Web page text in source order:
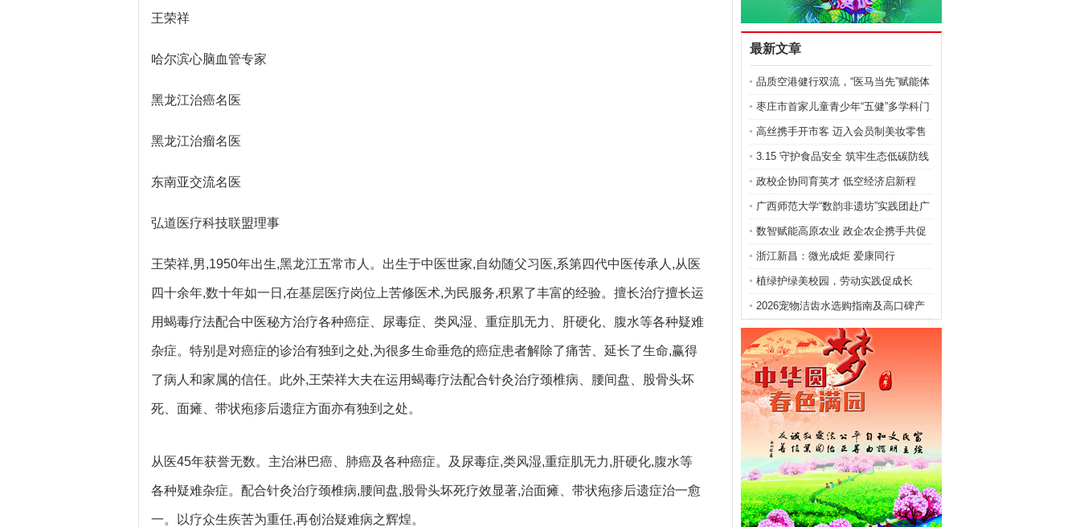
王荣祥
哈尔滨心脑血管专家
黑龙江治癌名医
黑龙江治瘤名医
东南亚交流名医
弘道医疗科技联盟理事
王荣祥,男,1950年出生,黑龙江五常市人。出生于中医世家,自幼随父习医,系第四代中医传承人,从医
四十余年,数十年如一日,在基层医疗岗位上苦修医术,为民服务,积累了丰富的经验。擅长治疗擅长运
用蝎毒疗法配合中医秘方治疗各种癌症、尿毒症、类风湿、重症肌无力、肝硬化、腹水等各种疑难
杂症。特别是对癌症的诊治有独到之处,为很多生命垂危的癌症患者解除了痛苦、延长了生命,赢得
了病人和家属的信任。此外,王荣祥大夫在运用蝎毒疗法配合针灸治疗颈椎病、腰间盘、股骨头坏
死、面瘫、带状疱疹后遗症方面亦有独到之处。
从医45年获誉无数。主治淋巴癌、肺癌及各种癌症。及尿毒症,类风湿,重症肌无力,肝硬化,腹水等
各种疑难杂症。配合针灸治疗颈椎病,腰间盘,股骨头坏死疗效显著,治面瘫、带状疱疹后遗症治一愈
一。以疗众生疾苦为重任,再创治疑难病之辉煌。
最新文章
品质空港健行双流，“医马当先”赋能体
医融合
枣庄市首家儿童青少年“五健”多学科门
诊在枣庄市妇幼
高丝携手开市客 迈入会员制美妆零售
新征程
3.15 守护食品安全 筑牢生态低碳防线
政校企协同育英才 低空经济启新程
——蓝鹰智能科技与
广西师范大学“数韵非遗坊”实践团赴广
西、贵州开展寒
数智赋能高原农业 政企农企携手共促
乡村振兴
浙江新昌：微光成炬 爱康同行
植绿护绿美校园，劳动实践促成长
2026宠物洁齿水选购指南及高口碑产
品红榜